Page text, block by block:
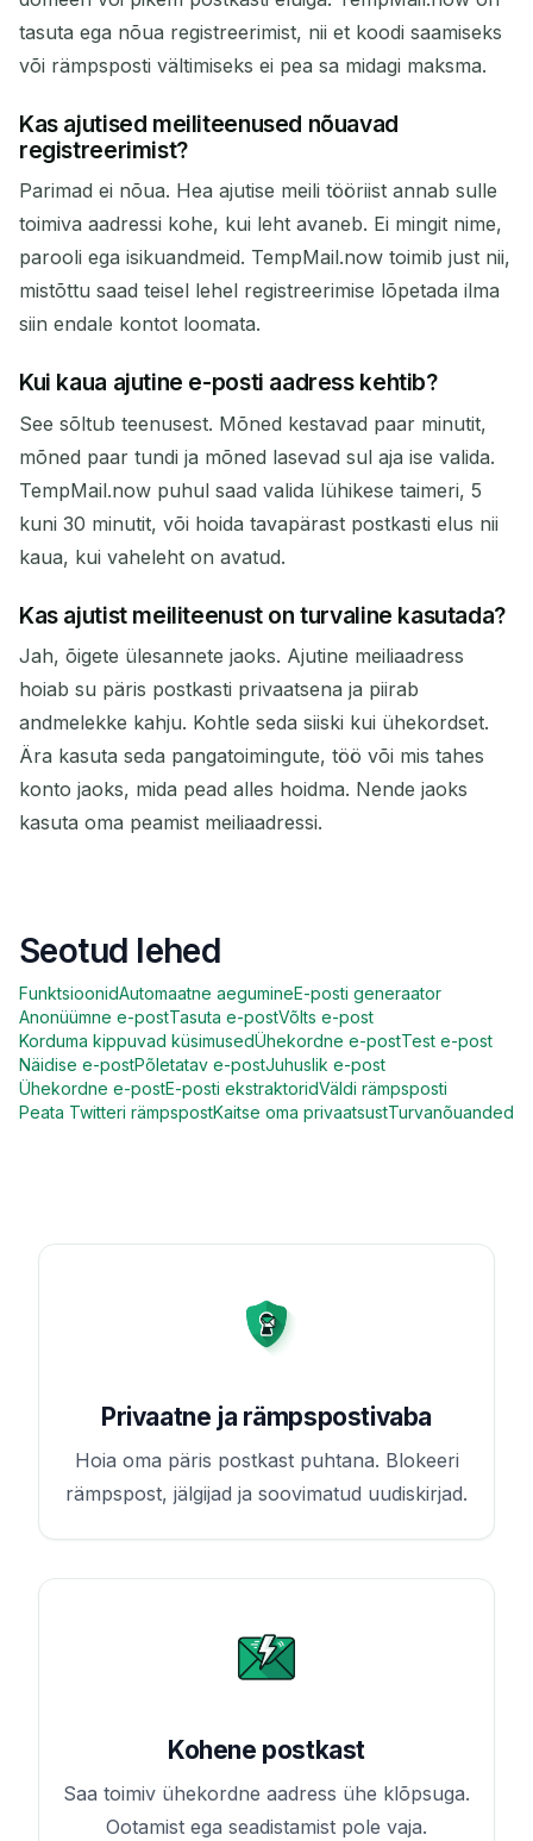
tasuta ega nõua registreerimist, nii et koodi saamiseks
või rämpsposti vältimiseks ei pea sa midagi maksma.
Kas ajutised meiliteenused nõuavad
registreerimist?
Parimad ei nõua. Hea ajutise meili tööriist annab sulle
toimiva aadressi kohe, kui leht avaneb. Ei mingit nime,
parooli ega isikuandmeid. TempMail.now toimib just nii,
mistõttu saad teisel lehel registreerimise lõpetada ilma
siin endale kontot loomata.
Kui kaua ajutine e-posti aadress kehtib?
See sõltub teenusest. Mõned kestavad paar minutit,
mõned paar tundi ja mõned lasevad sul aja ise valida.
TempMail.now puhul saad valida lühikese taimeri, 5
kuni 30 minutit, või hoida tavapärast postkasti elus nii
kaua, kui vaheleht on avatud.
Kas ajutist meiliteenust on turvaline kasutada?
Jah, õigete ülesannete jaoks. Ajutine meiliaadress
hoiab su päris postkasti privaatsena ja piirab
andmelekke kahju. Kohtle seda siiski kui ühekordset.
Ära kasuta seda pangatoimingute, töö või mis tahes
konto jaoks, mida pead alles hoidma. Nende jaoks
kasuta oma peamist meiliaadressi.
Seotud lehed
FunktsioonidAutomaatne aegumineE-posti generaator
Anonüümne e-postTasuta e-postVõlts e-post
Korduma kippuvad küsimusedÜhekordne e-postTest e-post
Näidise e-postPõletatav e-postJuhuslik e-post
Ühekordne e-postE-posti ekstraktoridVäldi rämpsposti
Peata Twitteri rämpspostKaitse oma privaatsustTurvanõuanded
Privaatne ja rämpspostivaba
Hoia oma päris postkast puhtana. Blokeeri
rämpspost, jälgijad ja soovimatud uudiskirjad.
Kohene postkast
Saa toimiv ühekordne aadress ühe klõpsuga.
Ootamist ega seadistamist pole vaja.